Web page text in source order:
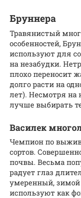
Бруннера
Травянистый
особенностей,
используют для
на незабудки.
плохо переносит
долго расти на
лет). Несмотря на
лучше выбирать
Василек
Чемпион по
сортов.
почвы. Весьма
радует глаз
умеренный,
используют как